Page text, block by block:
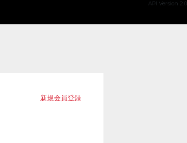
API Version 2.0
新規会員登録